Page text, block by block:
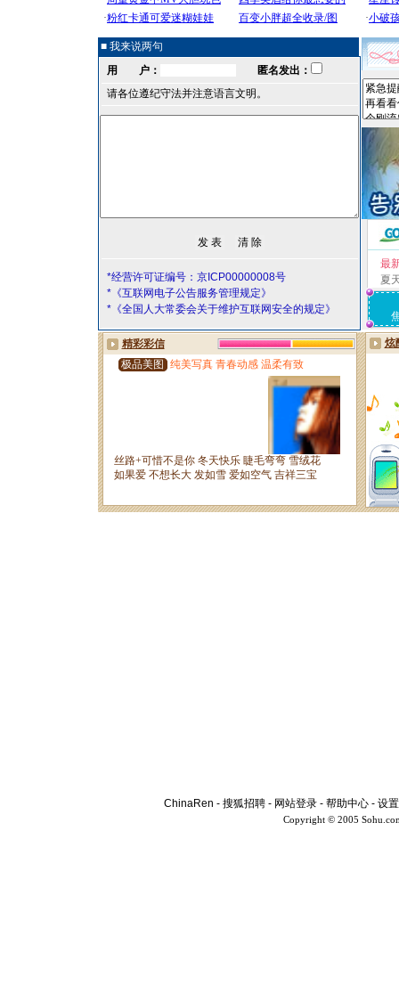
■ 我来说两句
用 户：
匿名发出：
请各位遵纪守法并注意语言文明。
*经营许可证编号：京ICP00000008号
*《互联网电子公告服务管理规定》
*《全国人大常委会关于维护互联网安全的规定》
最
夏
ChinaRen - 搜狐招聘 - 网站登录 - 帮助中心 - 设
Copyright © 2005